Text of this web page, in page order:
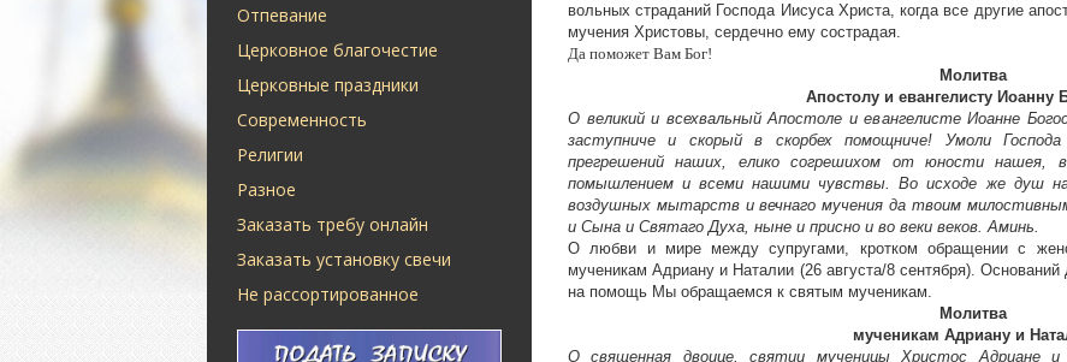
Отпевание
Церковное благочестие
Церковные праздники
Современность
Религии
Разное
Заказать требу онлайн
Заказать установку свечи
Не рассортированное
вольных страданий Господа Иисуса Христа, когда все другие
мучения Христовы, сердечно ему сострадая.
Да поможет Вам Бог!
Молитва
Апостолу и евангелисту Иоанну
О великий и всехвальный Апостоле и евангелисте Иоанне
заступниче и скорый в скорбех помощниче! Умоли
прегрешений наших, елико согрешихом от юности нашея,
помышлением и всеми нашими чувствы. Во исходе же душ
воздушных мытарств и вечнаго мучения да твоим
и Сына и Святаго Духа, ныне и присно и во веки веков. Аминь.
О любви и мире между супругами, кротком обращении с
мученикам Адриану и Наталии (26 августа/8 сентября).
на помощь Mы обращаемся к святым мученикам.
Молитва
мученикам Адриану и
О священная двоице, святии мученицы Христос Адриане